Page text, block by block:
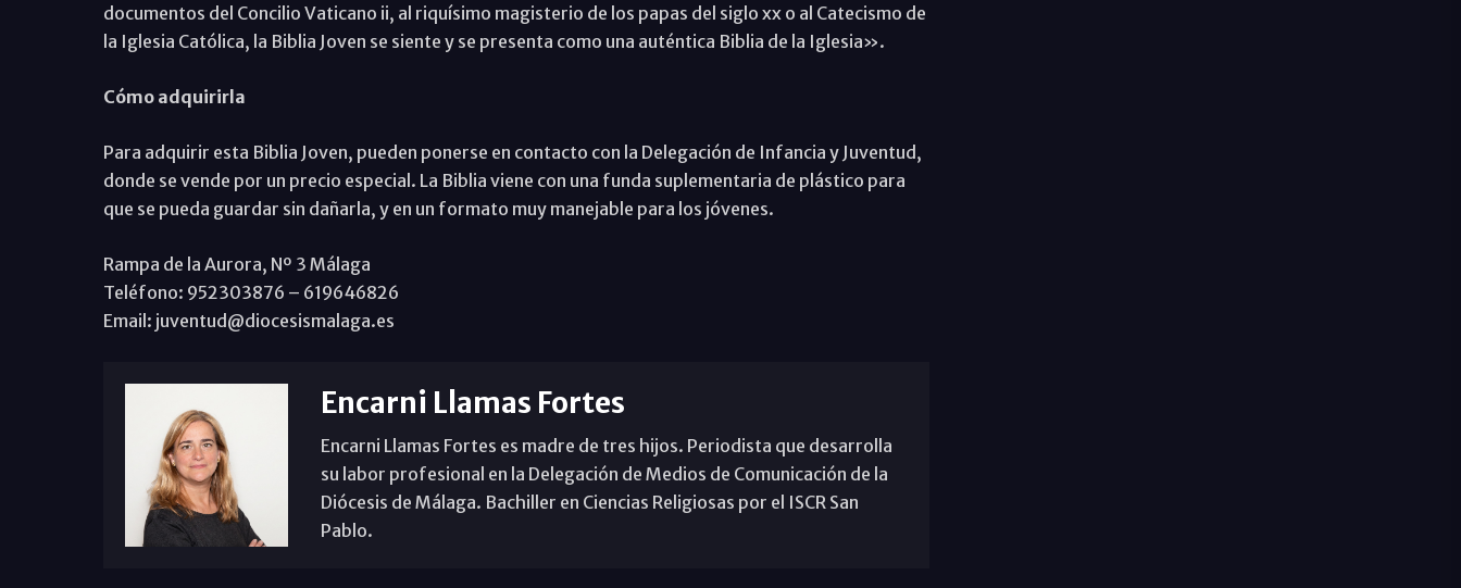
documentos del Concilio Vaticano ii, al riquísimo magisterio de los papas del siglo xx o al Catecismo de
la Iglesia Católica, la Biblia Joven se siente y se presenta como una auténtica Biblia de la Iglesia».
Cómo adquirirla
Para adquirir esta Biblia Joven, pueden ponerse en contacto con la Delegación de Infancia y Juventud,
donde se vende por un precio especial. La Biblia viene con una funda suplementaria de plástico para
que se pueda guardar sin dañarla, y en un formato muy manejable para los jóvenes.
Rampa de la Aurora, Nº 3 Málaga
Teléfono: 952303876 – 619646826
Email: juventud@diocesismalaga.es
Encarni Llamas Fortes
Encarni Llamas Fortes es madre de tres hijos. Periodista que desarrolla
su labor profesional en la Delegación de Medios de Comunicación de la
Diócesis de Málaga. Bachiller en Ciencias Religiosas por el ISCR San
Pablo.